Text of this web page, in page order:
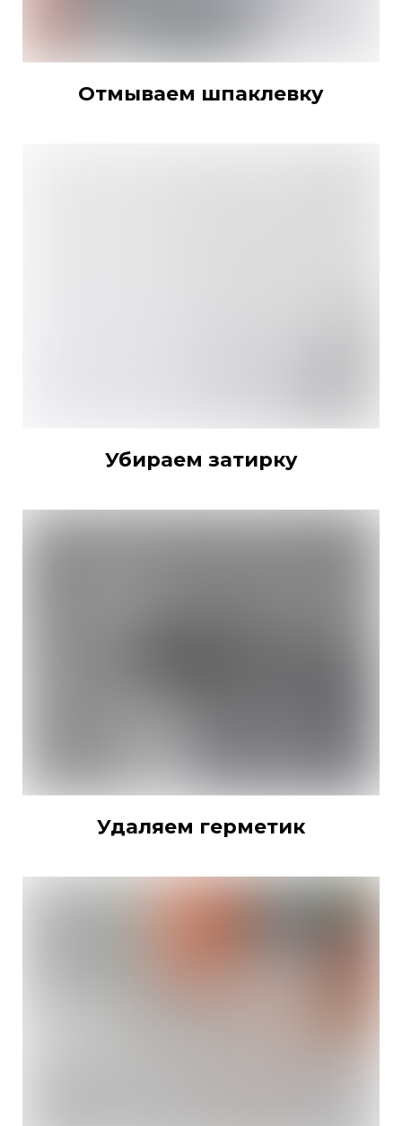
Отмываем шпаклевку
Убираем затирку
Удаляем герметик